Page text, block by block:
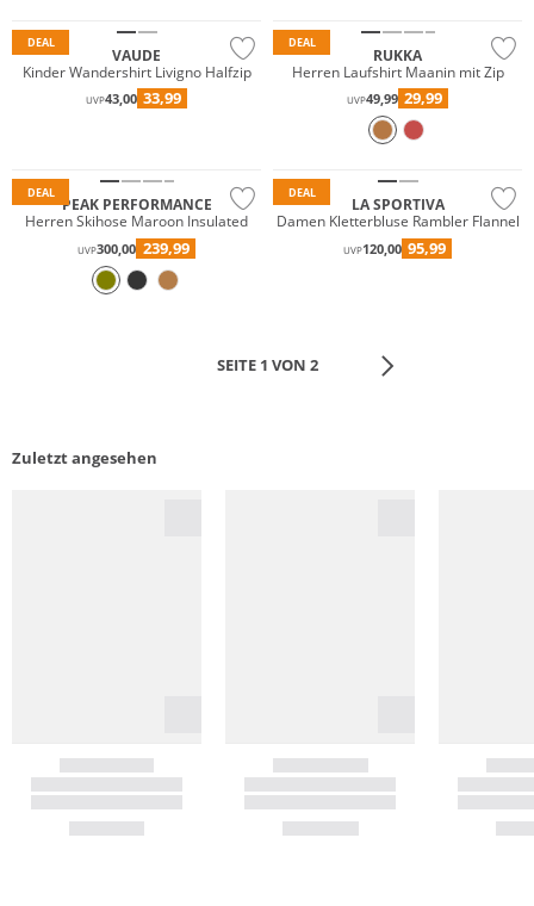
DEAL
VAUDE
Kinder Wandershirt Livigno Halfzip
UVP43,00 33,99
DEAL
RUKKA
Herren Laufshirt Maanin mit Zip
UVP49,99 29,99
DEAL
PEAK PERFORMANCE
Herren Skihose Maroon Insulated
UVP300,00 239,99
DEAL
LA SPORTIVA
Damen Kletterbluse Rambler Flannel
UVP120,00 95,99
SEITE 1 VON 2
Zuletzt angesehen